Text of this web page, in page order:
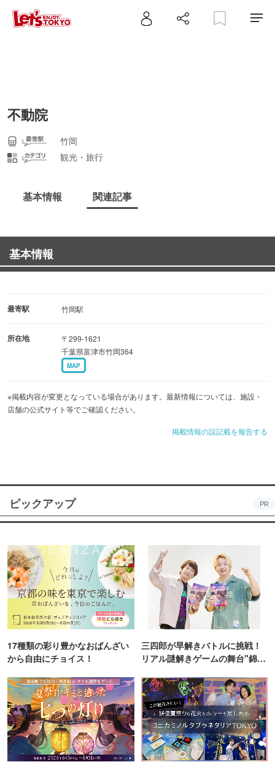
不動院
竹岡
観光・旅行
基本情報 関連記事
基本情報
最寄駅 竹岡駅
所在地
〒299-1621
千葉県富津市竹岡364
MAP
※掲載内容が変更となっている場合があります。最新情報については、施設・
店舗の公式サイト等でご確認ください。
掲載情報の誤記載を報告する
ピックアップ PR
17種類の彩り豊かなおばんざい
から自由にチョイス！
三四郎が早解きバトルに挑戦！
リアル謎解きゲームの舞台"錦糸